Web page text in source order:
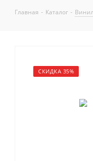
Главная - Каталог -
СКИДКА 35%